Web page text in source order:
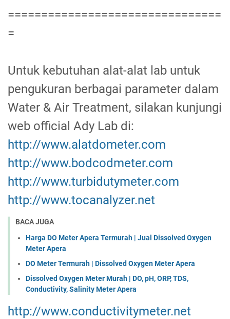
================================
=
Untuk kebutuhan alat-alat lab untuk
pengukuran berbagai parameter dalam
Water & Air Treatment, silakan kunjungi
web official Ady Lab di:
http://www.alatdometer.com
http://www.bodcodmeter.com
http://www.turbidutymeter.com
http://www.tocanalyzer.net
BACA JUGA
Harga DO Meter Apera Termurah | Jual Dissolved Oxygen
Meter Apera
DO Meter Termurah | Dissolved Oxygen Meter Apera
Dissolved Oxygen Meter Murah | DO, pH, ORP, TDS,
Conductivity, Salinity Meter Apera
http://www.conductivitymeter.net